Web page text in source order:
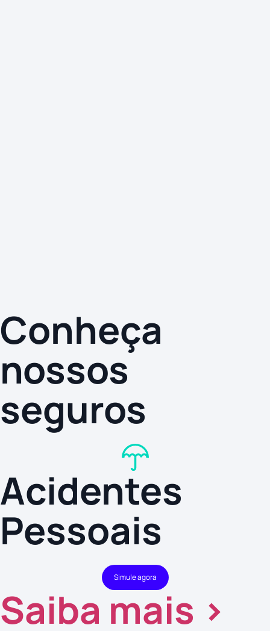
Conheça
nossos
seguros
Acidentes
Pessoais
Simule agora
Saiba mais >